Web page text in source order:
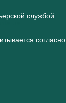
службой
согласно